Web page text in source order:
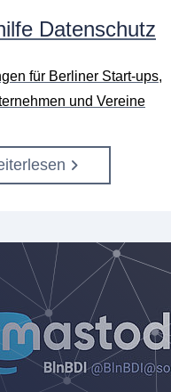
Datenschutz
für Berliner Start-ups,
und Vereine